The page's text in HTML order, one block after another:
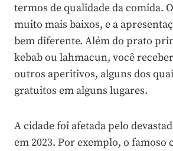
termos de qualidade da comida.
muito mais baixos, e a
bem diferente. Além do prato
kebab ou lahmacun, você
outros aperitivos, alguns dos
gratuitos em alguns lugares.
A cidade foi afetada pelo
em 2023. Por exemplo, o famoso